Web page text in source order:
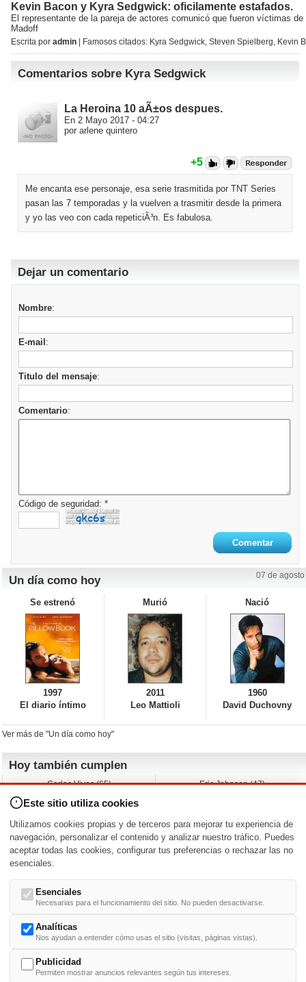
Kevin Bacon y Kyra Sedgwick: oficilamente estafados.
El representante de la pareja de actores comunicó que fueron víctimas de
Madoff
Escrita por admin | Famosos citados: Kyra Sedgwick, Steven Spielberg, Kevin
Comentarios sobre Kyra Sedgwick
La Heroina 10 aÃ±os despues.
En 2 Mayo 2017 - 04:27
por arlene quintero
+5
Me encanta ese personaje, esa serie trasmitida por TNT Series
pasan las 7 temporadas y la vuelven a trasmitir desde la primera
y yo las veo con cada repeticiÃ³n. Es fabulosa.
Dejar un comentario
Nombre:
E-mail :
Titulo del mensaje:
Comentario:
Código de seguridad: *
Un día como hoy 07 de agosto
Se estrenó
1997
El diario íntimo
Murió
2011
Leo Mattioli
Nació
1960
David Duchovny
Ver más de "Un día como hoy"
Hoy también cumplen
Carlos Vives (65)
Nicholas Ray (-)
Charlize Theron (51)
Maggie Wheeler (65)
Eric Johnson (47)
Wayne Knight (71)
Michael Shannon (52)
Nacimientos y estrenos en la fecha
DD/MM /
-U- V- W- X - -
Este sitio utiliza cookies
Utilizamos cookies propias y de terceros para mejorar tu experiencia de
navegación, personalizar el contenido y analizar nuestro tráfico. Puedes
aceptar todas las cookies, configurar tus preferencias o rechazar las no
esenciales.
Esenciales
Necesarias para el funcionamiento del sitio. No pueden desactivarse.
Analíticas
Nos ayudan a entender cómo usas el sitio (visitas, páginas vistas).
Publicidad
Permiten mostrar anuncios relevantes según tus intereses.